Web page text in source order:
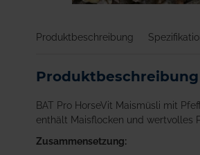
der
springen
Produktbeschreibung
Produktbeschreibung
BAT Pro HorseVit Maismüsli mit
enthält Maisflocken und wertvolles
Zusammensetzung: